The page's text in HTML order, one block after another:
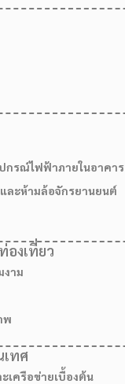
กรณ์ไฟฟ้าภายในอาคาร
ละห้ามล้อจักรยานยนต์
องเที่ยว
งาม
พ
เทศ
เครือข่ายเบื้องต้น